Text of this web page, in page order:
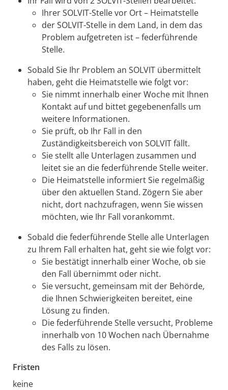
Ihrer SOLVIT-Stelle vor Ort – Heimatstelle
der SOLVIT-Stelle in dem Land, in dem das
Problem aufgetreten ist – federführende
Stelle.
Sobald Sie Ihr Problem an SOLVIT übermittelt
haben, geht die Heimatstelle wie folgt vor:
Sie nimmt innerhalb einer Woche mit Ihnen
Kontakt auf und bittet gegebenenfalls um
weitere Informationen.
Sie prüft, ob Ihr Fall in den
Zuständigkeitsbereich von SOLVIT fällt.
Sie stellt alle Unterlagen zusammen und
leitet sie an die federführende Stelle weiter.
Die Heimatstelle informiert Sie regelmäßig
über den aktuellen Stand. Zögern Sie aber
nicht, dort nachzufragen, wenn Sie wissen
möchten, wie Ihr Fall vorankommt.
Sobald die federführende Stelle alle Unterlagen
zu Ihrem Fall erhalten hat, geht sie wie folgt vor:
Sie bestätigt innerhalb einer Woche, ob sie
den Fall übernimmt oder nicht.
Sie versucht, gemeinsam mit der Behörde,
die Ihnen Schwierigkeiten bereitet, eine
Lösung zu finden.
Die federführende Stelle versucht, Probleme
innerhalb von 10 Wochen nach Übernahme
des Falls zu lösen.
Fristen
keine